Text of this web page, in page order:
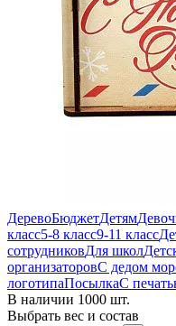
ДеревоБюджетДетям
класс5-8 класс9-11 класс
сотрудниковДля школ
организаторовС дедом
логотипаПосылкаС
В наличии 1000 шт.
Выбрать вес и состав